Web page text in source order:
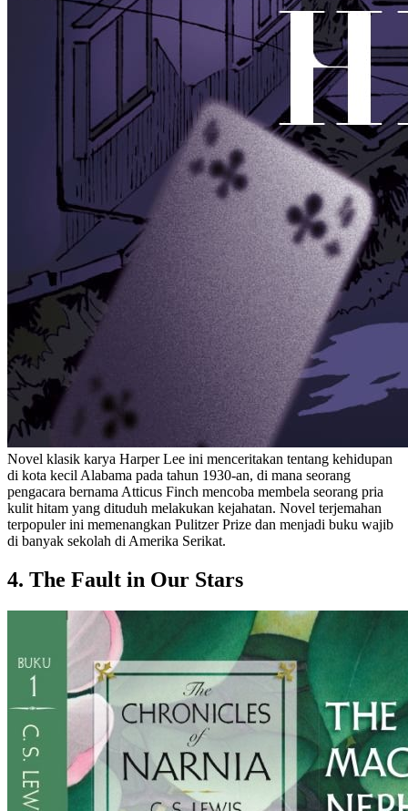
Novel klasik karya Harper Lee ini menceritakan tentang kehidupan
di kota kecil Alabama pada tahun 1930-an, di mana seorang
pengacara bernama Atticus Finch mencoba membela seorang pria
kulit hitam yang dituduh melakukan kejahatan. Novel terjemahan
terpopuler ini memenangkan Pulitzer Prize dan menjadi buku wajib
di banyak sekolah di Amerika Serikat.
4. The Fault in Our Stars